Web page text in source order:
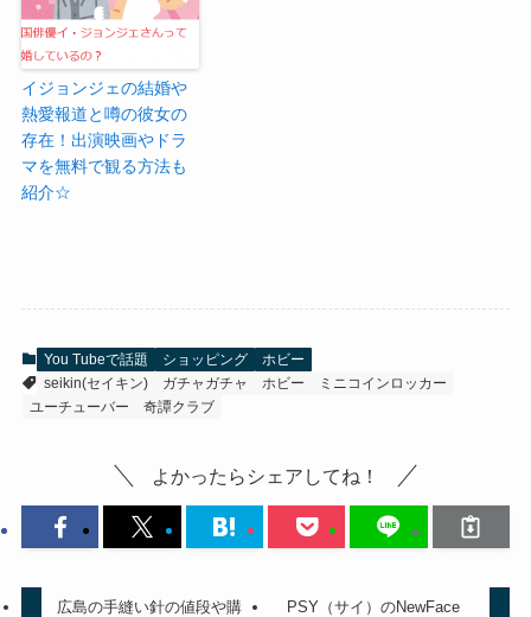
イジョンジェの結婚や
熱愛報道と噂の彼女の
存在！出演映画やドラ
マを無料で観る方法も
紹介☆
You Tubeで話題 ショッピング
ホビー
seikin(セイキン)
ガチャガチャ ホビー
ミニコインロッカー
ユーチューバー
奇譚クラブ
よかったらシェアしてね！
広島の手縫い針の値段や購
PSY（サイ）のNewFace